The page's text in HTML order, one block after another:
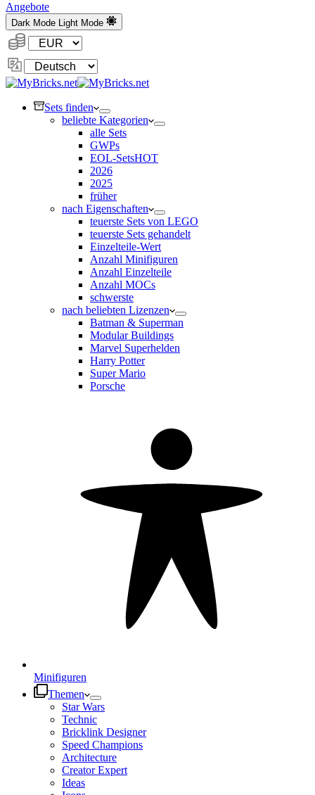
Angebote
Dark Mode Light Mode
Währung:
Sprache
ändern
Sets finden
beliebte Kategorien
alle Sets
GWPs
EOL-SetsHOT
2026
2025
früher
nach Eigenschaften
teuerste Sets von LEGO
teuerste Sets gehandelt
Einzelteile-Wert
Anzahl Minifiguren
Anzahl Einzelteile
Anzahl MOCs
schwerste
nach beliebten Lizenzen
Batman & Superman
Modular Buildings
Marvel Superhelden
Harry Potter
Super Mario
Porsche
Minifiguren
Themen
Star Wars
Technic
Bricklink Designer
Speed Champions
Architecture
Creator Expert
Ideas